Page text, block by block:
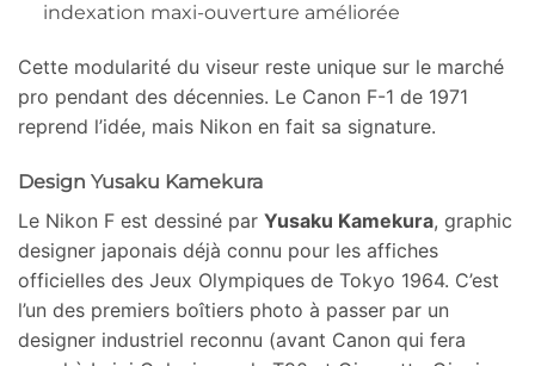
indexation maxi-ouverture améliorée
Cette modularité du viseur reste unique sur le marché
pro pendant des décennies. Le Canon F-1 de 1971
reprend l’idée, mais Nikon en fait sa signature.
Design Yusaku Kamekura
Le Nikon F est dessiné par Yusaku Kamekura, graphic
designer japonais déjà connu pour les affiches
officielles des Jeux Olympiques de Tokyo 1964. C’est
l’un des premiers boîtiers photo à passer par un
designer industriel reconnu (avant Canon qui fera